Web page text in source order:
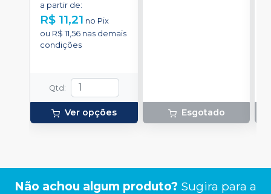
a partir de:
R$ 11,21 no Pix
ou R$ 11,56 nas demais
condições
Qtd:
Ver opções Esgotado
Não achou algum produto? Sugira para a